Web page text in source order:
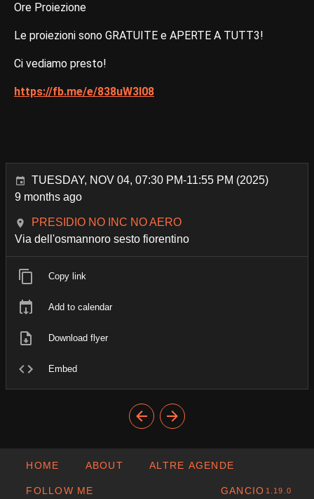
Ore Proiezione
Le proiezioni sono GRATUITE e APERTE A TUTT3!
Ci vediamo presto!
https://fb.me/e/838uW3I08
TUESDAY, NOV 04, 07:30 PM-11:55 PM (2025)
9 months ago
PRESIDIO NO INC NO AERO
Via dell'osmannoro sesto fiorentino
Copy link
Add to calendar
Download flyer
Embed
HOME ABOUT ALTRE AGENDE
FOLLOW ME GANCIO 1.19.0